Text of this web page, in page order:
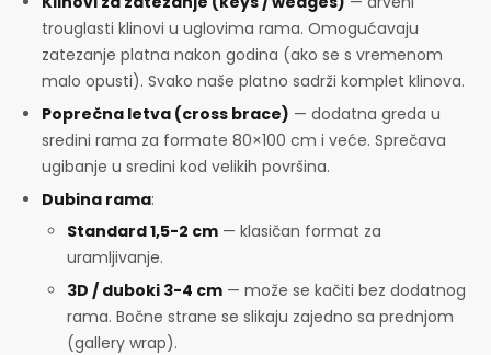
trouglasti klinovi u uglovima rama. Omogućavaju
zatezanje platna nakon godina (ako se s vremenom
malo opusti). Svako naše platno sadrži komplet klinova.
Poprečna letva (cross brace) — dodatna greda u
sredini rama za formate 80×100 cm i veće. Sprečava
ugibanje u sredini kod velikih površina.
Dubina rama:
Standard 1,5-2 cm— klasičan format za
uramljivanje.
3D / duboki 3-4 cm— može se kačiti bez dodatnog
rama. Bočne strane se slikaju zajedno sa prednjom
(gallery wrap).